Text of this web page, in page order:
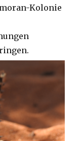
Kolonie